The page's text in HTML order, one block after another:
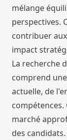
mélange
perspectives.
contribuer
impact
La recherche
comprend
actuelle, de
compétences.
marché
des candidats.